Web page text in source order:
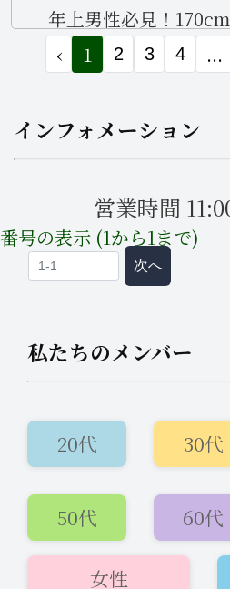
年上男性必見！
美人OL✨
2026年8月
お知らせ
‹ 1 2 3 4 ...
インフォメーション
営業時間
番号の表示 (1から1まで)
次へ
私たちのメンバー
20代 30代
50代 60代
女性